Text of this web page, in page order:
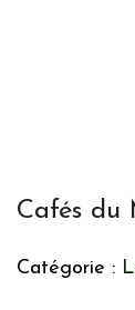
Cafés du
Catégorie :